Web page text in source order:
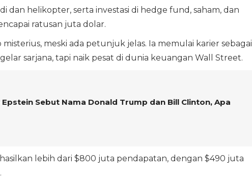
dan helikopter, serta investasi di hedge fund, saham, dan
ratusan juta dolar.
meski ada petunjuk jelas. Ia memulai karier sebagai
sarjana, tapi naik pesat di dunia keuangan Wall Street.
Sebut Nama Donald Trump dan Bill Clinton, Apa
lebih dari $800 juta pendapatan, dengan $490 juta